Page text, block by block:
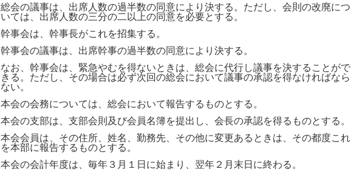
総会の議事は、出席人数の過半数の同意により決する。ただし、会則の改廃につ
いては、出席人数の三分の二以上の同意を必要とする。
幹事会は、幹事長がこれを招集する。
幹事会の議事は、出席幹事の過半数の同意により決する。
なお、幹事会は、緊急やむを得ないときは、総会に代行し議事を決することがで
きる。ただし、その場合は必ず次回の総会において議事の承認を得なければなら
ない。
本会の会務については、総会において報告するものとする。
本会の支部は、支部会則及び会員名簿を提出し、会長の承認を得るものとする。
本会会員は、その住所、姓名、勤務先、その他に変更あるときは、その都度これ
を本部に報告するものとする。
本会の会計年度は、毎年３月１日に始まり、翌年２月末日に終わる。